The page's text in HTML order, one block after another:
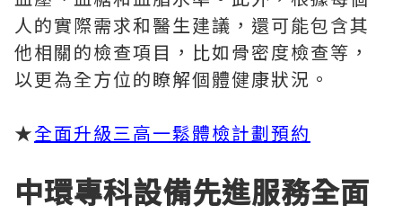
人的實際需求和醫生建議，還可能包含其
他相關的檢查項目，比如骨密度檢查等，
以更為全方位的瞭解個體健康狀況。
★全面升級三高一鬆體檢計劃預約
中環專科設備先進服務全面